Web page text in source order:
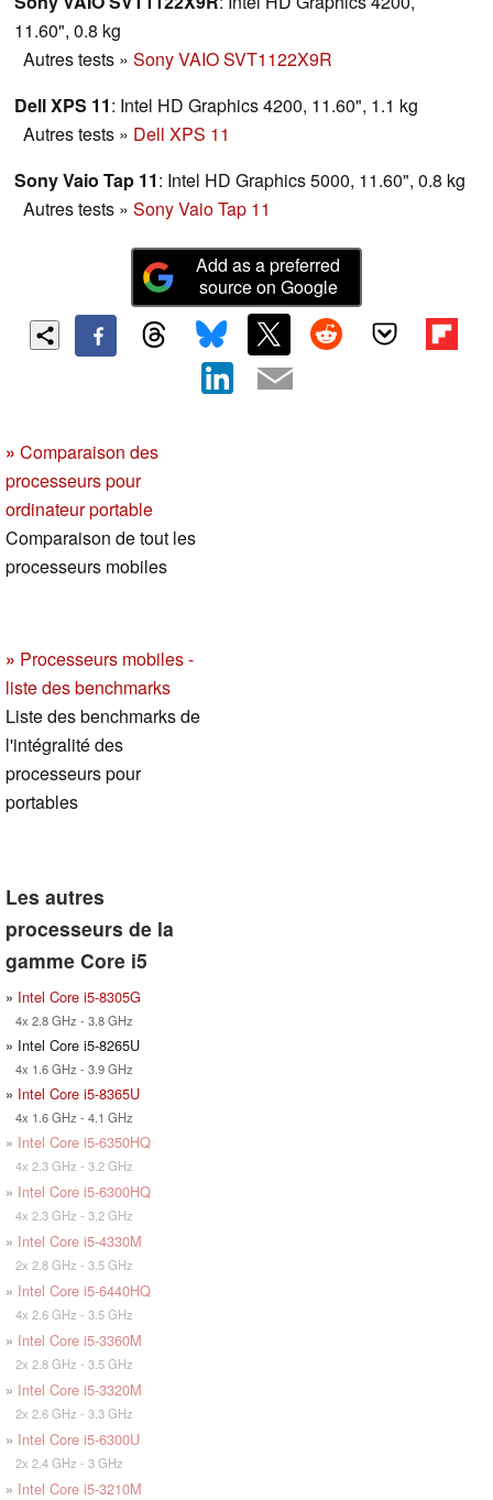
11.60", 0.8 kg
Autres tests » Sony VAIO SVT1122X9R
Dell XPS 11: Intel HD Graphics 4200, 11.60", 1.1 kg
Autres tests » Dell XPS 11
Sony Vaio Tap 11: Intel HD Graphics 5000, 11.60", 0.8 kg
Autres tests » Sony Vaio Tap 11
Add as a preferred
source on Google
» Comparaison des
processeurs pour
ordinateur portable
Comparaison de tout les
processeurs mobiles
» Processeurs mobiles -
liste des benchmarks
Liste des benchmarks de
l'intégralité des
processeurs pour
portables
Les autres
processeurs de la
gamme Core i5
» Intel Core i5-8305G
4x 2.8 GHz - 3.8 GHz
» Intel Core i5-8265U
4x 1.6 GHz - 3.9 GHz
» Intel Core i5-8365U
4x 1.6 GHz - 4.1 GHz
» Intel Core i5-6350HQ
4x 2.3 GHz - 3.2 GHz
» Intel Core i5-6300HQ
4x 2.3 GHz - 3.2 GHz
» Intel Core i5-4330M
2x 2.8 GHz - 3.5 GHz
» Intel Core i5-6440HQ
4x 2.6 GHz - 3.5 GHz
» Intel Core i5-3360M
2x 2.8 GHz - 3.5 GHz
» Intel Core i5-3320M
2x 2.6 GHz - 3.3 GHz
» Intel Core i5-6300U
2x 2.4 GHz - 3 GHz
» Intel Core i5-3210M